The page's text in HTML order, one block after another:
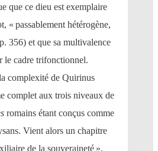
que ce dieu est exemplaire
« passablement hétérogène,
356) et que sa multivalence
le cadre trifonctionnel.
complexité de Quirinus
complet aux trois niveaux de
romains étant conçus comme
Vient alors un chapitre
de la souveraineté »,